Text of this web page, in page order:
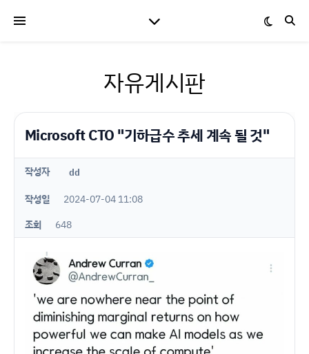
자유게시판
Microsoft CTO "기하급수 추세 계속 될 것"
작성자 dd
작성일
2024-07-04 11:08
조회
648